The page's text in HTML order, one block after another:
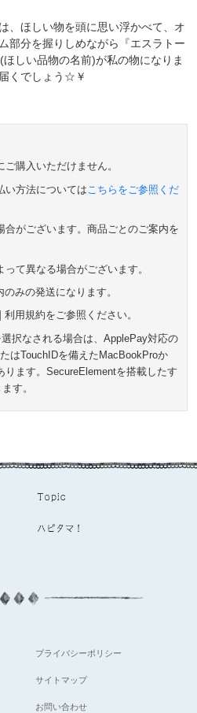
、ほしい物を頭に思い浮かべて、オ
部分を握りしめながら『エスラトー
しい品物の名前)が私の物になりま
くでしょう☆￥
購入いただけません。
い方法についてはこちらをご参照くだ
がございます。商品ごとのご案内を
て異なる場合がございます。
みの発送になります。
用規約をご参照ください。
択なされる場合は、ApplePay対応の
はTouchIDを備えたMacBookProか
ります。SecureElementを搭載したす
す。
プライバシーポリシー
サイトマップ
お問い合わせ